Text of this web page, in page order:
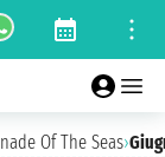
Of The Seas›